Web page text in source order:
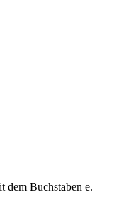
Buchstaben e.